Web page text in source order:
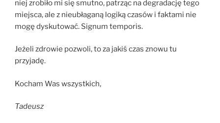
niej zrobiło mi się smutno, patrząc na degradację tego
miejsca, ale z nieubłaganą logiką czasów i faktami nie
mogę dyskutować. Signum temporis.
Jeżeli zdrowie pozwoli, to za jakiś czas znowu tu
przyjadę.
Kocham Was wszystkich,
Tadeusz